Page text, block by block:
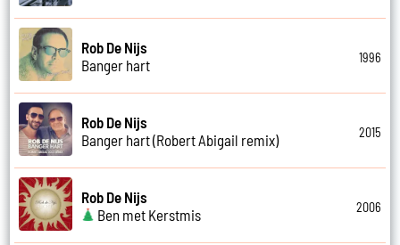
Rob De Nijs
Banger hart
1996
Rob De Nijs
Banger hart (Robert Abigail remix)
2015
Rob De Nijs
Ben met Kerstmis
2006